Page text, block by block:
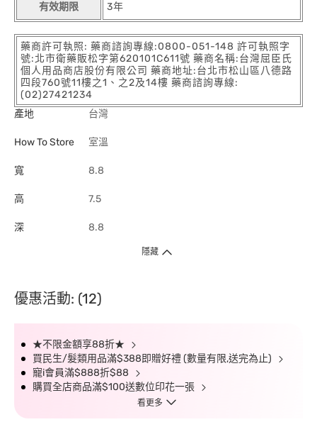
有效期限 3年
藥商許可執照: 藥商諮詢專線:0800-051-148 許可執照字
號:北市衛藥販松字第620101C611號 藥商名稱:台灣屈臣氏
個人用品商店股份有限公司 藥商地址:台北市松山區八德路
四段760號11樓之1、之2及14樓 藥商諮詢專線:
(02)27421234
產地
台灣
How To Store 室溫
寬 8.8
高 7.5
深 8.8
隱藏
優惠活動: (12)
★不限金額享88折★
買民生/髮類用品滿$388即贈好禮 (數量有限,送完為止)
寵i會員滿$888折$88
購買全店商品滿$100送數位印花一張
看更多